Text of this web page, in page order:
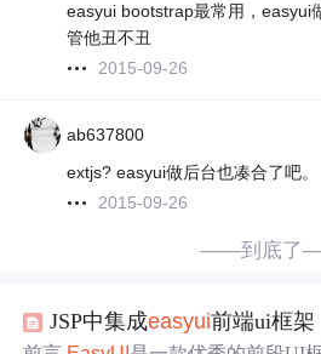
easyui bootstrap最常用，easyui
管他丑不丑
2015-09-26
ab637800
extjs? easyui做后台也凑合了吧。
2015-09-26
——到底了
JSP中集成easyui前端ui框架